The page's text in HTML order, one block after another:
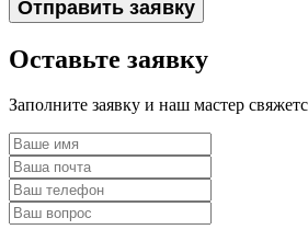
Отправить заявку
Оставьте заявку
Заполните заявку и наш мастер